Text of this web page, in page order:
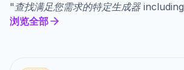
" 查找满足您需求的特定生成器including
浏览全部